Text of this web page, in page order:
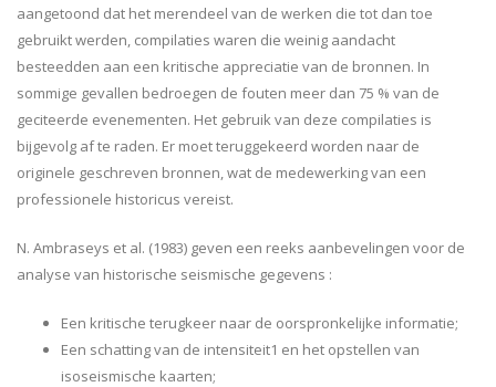
aangetoond dat het merendeel van de werken die tot dan toe
gebruikt werden, compilaties waren die weinig aandacht
besteedden aan een kritische appreciatie van de bronnen. In
sommige gevallen bedroegen de fouten meer dan 75 % van de
geciteerde evenementen. Het gebruik van deze compilaties is
bijgevolg af te raden. Er moet teruggekeerd worden naar de
originele geschreven bronnen, wat de medewerking van een
professionele historicus vereist.
N. Ambraseys et al. (1983) geven een reeks aanbevelingen voor de
analyse van historische seismische gegevens :
Een kritische terugkeer naar de oorspronkelijke informatie;
Een schatting van de intensiteit1 en het opstellen van
isoseismische kaarten;